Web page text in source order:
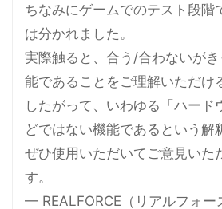
ちなみにゲームでのテスト段階
は分かれました。
実際触ると、合う/合わないが
能であることをご理解いただけ
したがって、いわゆる「ハード
どではない機能であるという解
ぜひ使用いただいてご意見いた
す。
— REALFORCE（リアルフォー